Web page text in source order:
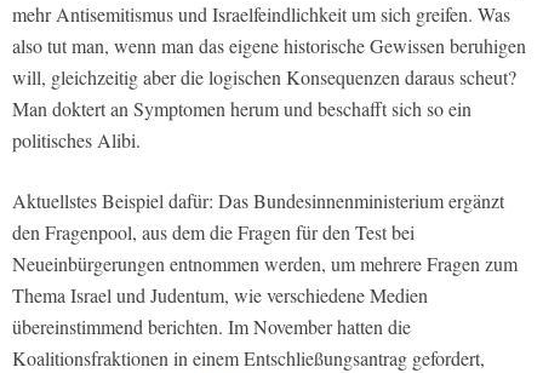
mehr Antisemitismus und Israelfeindlichkeit um sich greifen. Was
also tut man, wenn man das eigene historische Gewissen beruhigen
will, gleichzeitig aber die logischen Konsequenzen daraus scheut?
Man doktert an Symptomen herum und beschafft sich so ein
politisches Alibi.
Aktuellstes Beispiel dafür: Das Bundesinnenministerium ergänzt
den Fragenpool, aus dem die Fragen für den Test bei
Neueinbürgerungen entnommen werden, um mehrere Fragen zum
Thema Israel und Judentum, wie verschiedene Medien
übereinstimmend berichten. Im November hatten die
Koalitionsfraktionen in einem Entschließungsantrag gefordert,